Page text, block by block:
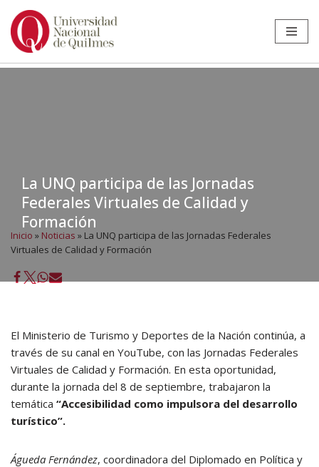
Ir
La UNQ participa de las Jornadas
Federales Virtuales de Calidad y
Formación
Inicio » Noticias » La UNQ participa de las Jornadas Federales
Virtuales de Calidad y Formación
El Ministerio de Turismo y Deportes de la Nación continúa, a
través de su canal en YouTube, con las Jornadas Federales
Virtuales de Calidad y Formación. En esta oportunidad,
durante la jornada del 8 de septiembre, trabajaron la
temática “Accesibilidad como impulsora del desarrollo
turístico”.
Águeda Fernández, coordinadora del Diplomado en Política y